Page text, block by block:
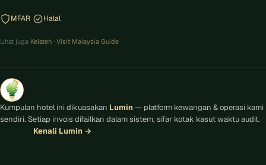
MFAR Halal
Lihat juga Kelateh · Visit Malaysia Guide
Kumpulan hotel ini dikuasakan Lumin — platform kewangan & operasi kami
sendiri. Setiap invois difailkan dalam sistem, sifar kotak kasut waktu audit.
Kenali Lumin →